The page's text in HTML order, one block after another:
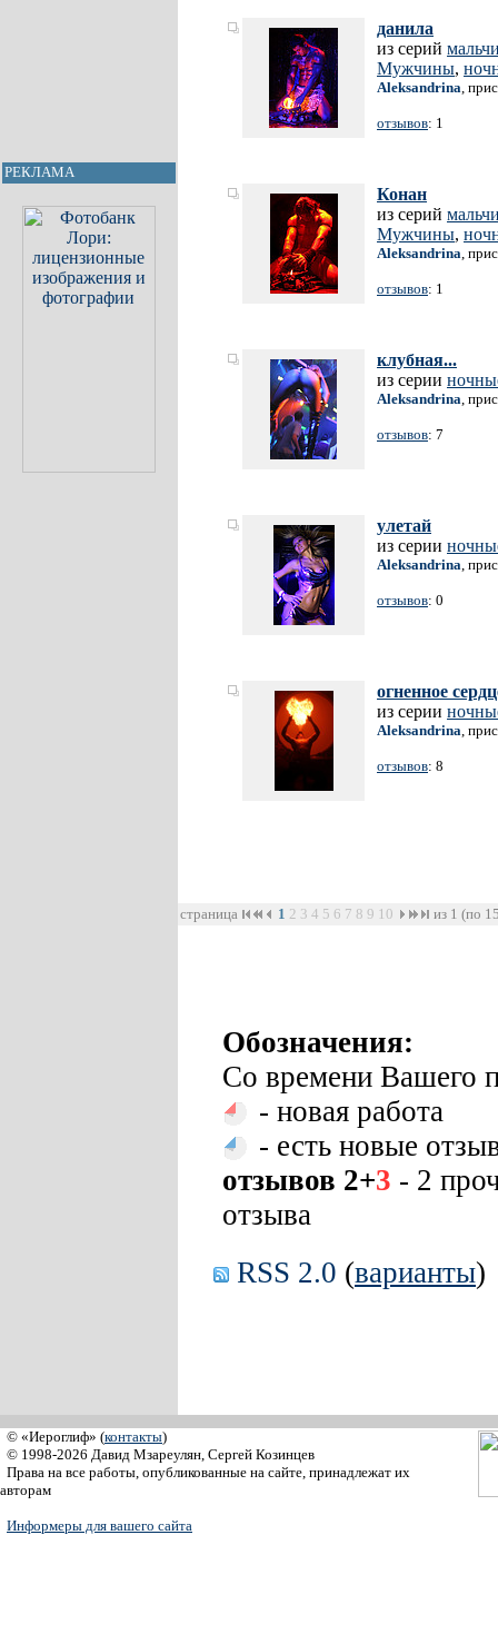
РЕКЛАМА
данила
из серий
Мужчины,
Aleksandrina,
отзывов: 1
Конан
из серий
Мужчины,
Aleksandrina,
отзывов: 1
клубная...
из серии
Aleksandrina,
отзывов: 7
улетай
из серии
Aleksandrina,
отзывов: 0
огненное
из серии
Aleksandrina,
отзывов: 8
страница 1 2 3 4 5 6 7 8 9 10 из 1 (по
Обозначения:
Со времени Вашего
- новая работа
- есть новые
отзывов 2+3 - 2
отзыва
RSS 2.0 (варианты)
© «Иероглиф» (контакты)
© 1998-2026 Давид Мзареулян, Сергей Козинцев
Права на все работы, опубликованные на сайте, принадлежат их
авторам
Информеры для вашего сайта